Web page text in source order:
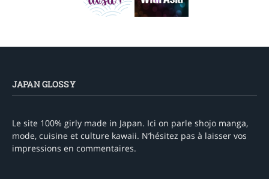
JAPAN GLOSSY
Le site 100% girly made in Japan. Ici on parle shojo manga,
mode, cuisine et culture kawaii. N’hésitez pas à laisser vos
impressions en commentaires.